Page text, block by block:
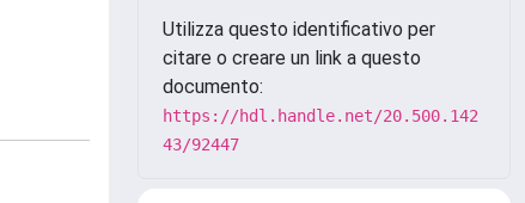
Utilizza questo identificativo per
citare o creare un link a questo
documento:
https://hdl.handle.net/20.500.142
43/92447